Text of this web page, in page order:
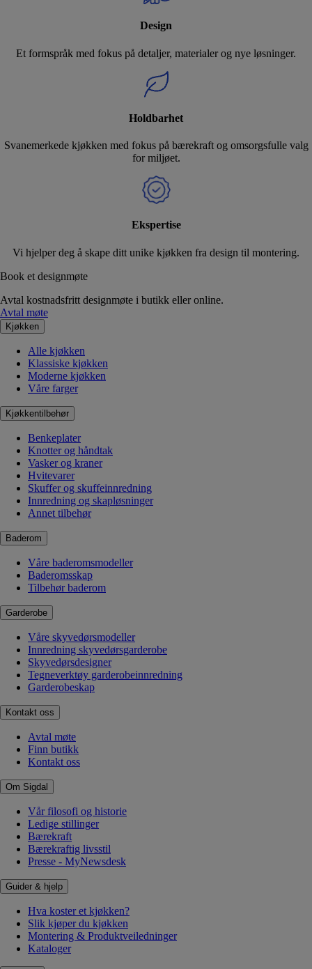
Design
Et formspråk med fokus på detaljer, materialer og nye løsninger.
Holdbarhet
Svanemerkede kjøkken med fokus på bærekraft og omsorgsfulle valg
for miljøet.
Ekspertise
Vi hjelper deg å skape ditt unike kjøkken fra design til montering.
Book et designmøte
Avtal kostnadsfritt designmøte i butikk eller online.
Avtal møte
Kjøkken
Alle kjøkken
Klassiske kjøkken
Moderne kjøkken
Våre farger
Kjøkkentilbehør
Benkeplater
Knotter og håndtak
Vasker og kraner
Hvitevarer
Skuffer og skuffeinnredning
Innredning og skapløsninger
Annet tilbehør
Baderom
Våre baderomsmodeller
Baderomsskap
Tilbehør baderom
Garderobe
Våre skyvedørsmodeller
Innredning skyvedørsgarderobe
Skyvedørsdesigner
Tegneverktøy garderobeinnredning
Garderobeskap
Kontakt oss
Avtal møte
Finn butikk
Kontakt oss
Om Sigdal
Vår filosofi og historie
Ledige stillinger
Bærekraft
Bærekraftig livsstil
Presse - MyNewsdesk
Guider & hjelp
Hva koster et kjøkken?
Slik kjøper du kjøkken
Montering & Produktveiledninger
Kataloger